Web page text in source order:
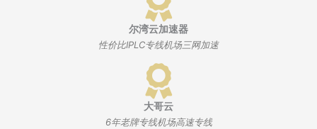
尔湾云加速器
性价比IPLC专线机场三网加速
大哥云
6年老牌专线机场高速专线